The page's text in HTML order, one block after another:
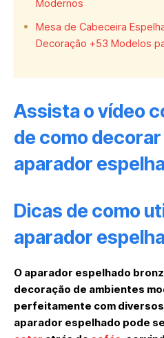
Modernos
Mesa de Cabeceira
Decoração +53 Modelos
Assista o vídeo
de como
aparador
Dicas de como
aparador
O aparador espelhado
decoração de ambientes
perfeitamente com
aparador espelhado pode